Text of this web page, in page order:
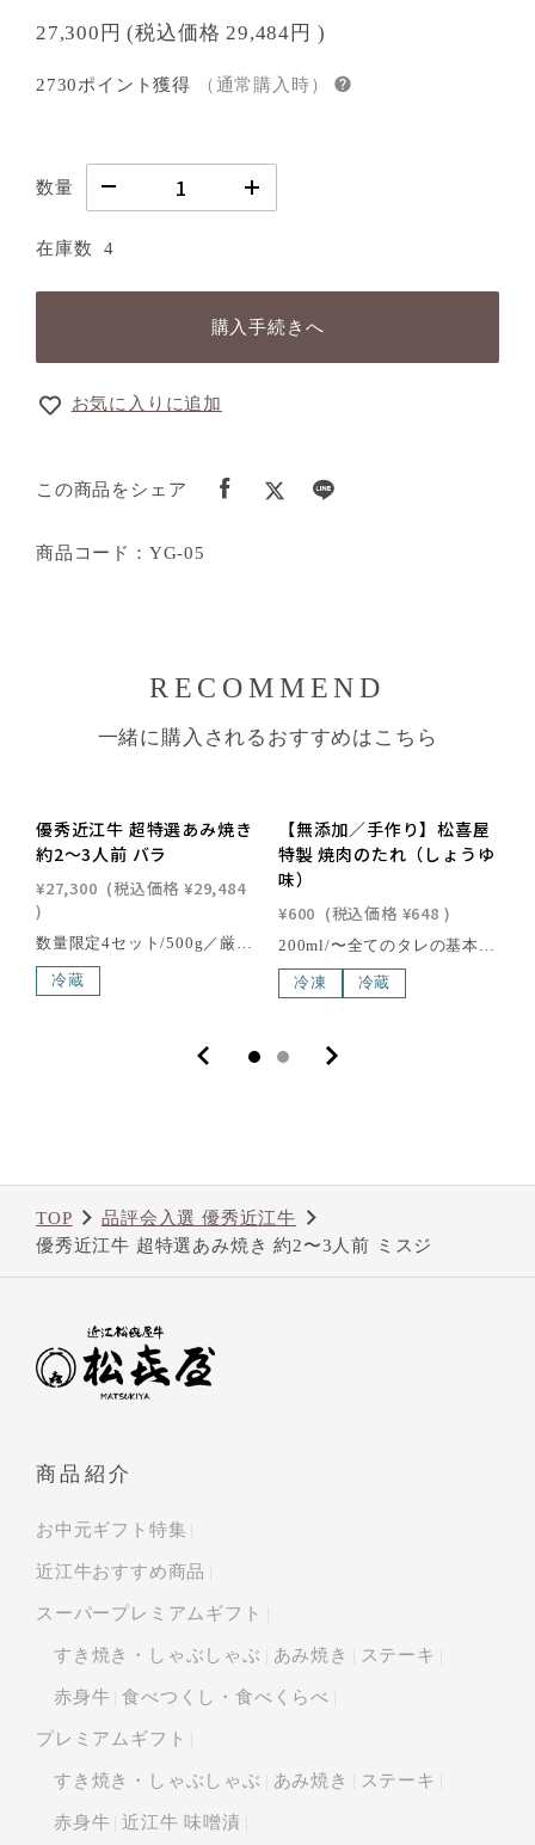
27,300円 (税込価格29,484円 )
2730ポイント獲得 （通常購入時）
数量
在庫数 4
購入手続きへ
お気に入りに追加
この商品をシェア
商品コード：YG-05
RECOMMEND
一緒に購入されるおすすめはこちら
優秀近江牛 超特選あみ焼き
約2〜3人前 バラ
¥27,300 (税込価格 ¥29,484
)
冷蔵
【無添加／手作り】松喜屋
特製 焼肉のたれ（しょうゆ
味）
¥600 (税込価格 ¥648 )
冷凍 冷蔵
TOP
品評会入選 優秀近江牛
優秀近江牛 超特選あみ焼き 約2〜3人前 ミスジ
商品紹介
お中元ギフト特集
近江牛おすすめ商品
スーパープレミアムギフト
すき焼き・しゃぶしゃぶ あみ焼き ステーキ
赤身牛 食べつくし・食べくらべ
プレミアムギフト
すき焼き・しゃぶしゃぶ あみ焼き ステーキ
赤身牛 近江牛 味噌漬